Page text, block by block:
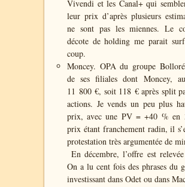
Vivendi et les Canal+ qui
leur prix d’après plusieurs
ne sont pas les miennes. Le
décote de holding me parait
coup.
Moncey. OPA du groupe
de ses filiales dont Moncey,
11 800 €, soit 118 € après split
actions. Je vends un peu plus
prix, avec une PV = +40 % en
prix étant franchement radin, il
protestation très argumentée de
En décembre, l’offre est
On a lu cent fois des phrases du
investissant dans Odet ou dans